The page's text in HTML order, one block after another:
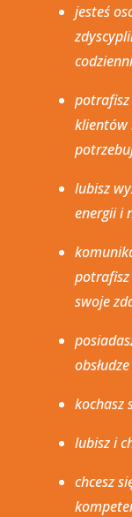
jesteś
klientów
lubisz
energii i
potrafisz
swoje
kochasz
lubisz i
chcesz